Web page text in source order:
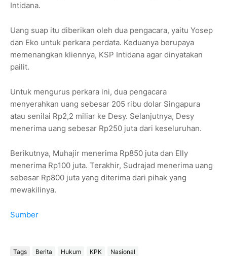
Intidana.
Uang suap itu diberikan oleh dua pengacara, yaitu Yosep
dan Eko untuk perkara perdata. Keduanya berupaya
memenangkan kliennya, KSP Intidana agar dinyatakan
pailit.
Untuk mengurus perkara ini, dua pengacara
menyerahkan uang sebesar 205 ribu dolar Singapura
atau senilai Rp2,2 miliar ke Desy. Selanjutnya, Desy
menerima uang sebesar Rp250 juta dari keseluruhan.
Berikutnya, Muhajir menerima Rp850 juta dan Elly
menerima Rp100 juta. Terakhir, Sudrajad menerima uang
sebesar Rp800 juta yang diterima dari pihak yang
mewakilinya.
Sumber
Tags Berita Hukum KPK Nasional